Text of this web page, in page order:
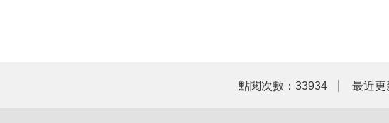
點閱次數：33934 最近更